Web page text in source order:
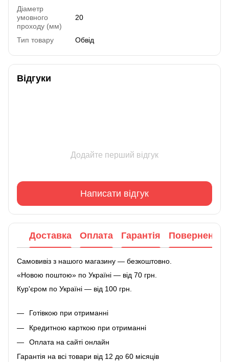
Діаметр
умовного
проходу (мм)
20
Тип товару Обвід
Відгуки
Додайте перший відгук
Написати відгук
Доставка Оплата Гарантія Повернення
Самовивіз з нашого магазину — безкоштовно.
«Новою поштою» по Україні — від 70 грн.
Кур'єром по Україні — від 100 грн.
Готівкою при отриманні
Кредитною карткою при отриманні
Оплата на сайті онлайн
Гарантія на всі товари від 12 до 60 місяців